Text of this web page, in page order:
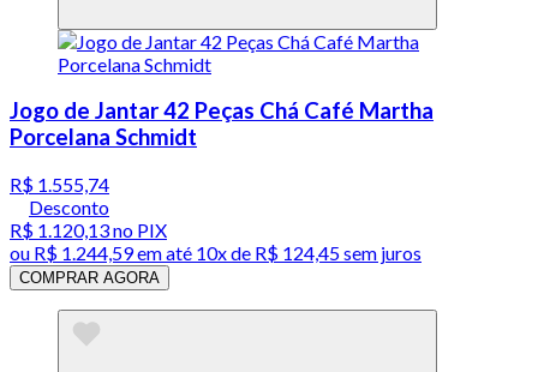
Jogo de Jantar 42 Peças Chá Café Martha
Porcelana Schmidt
R$ 1.555,74
Desconto
R$ 1.120,13no PIX
ou R$ 1.244,59em até 10x de R$ 124,45 sem juros
COMPRAR AGORA